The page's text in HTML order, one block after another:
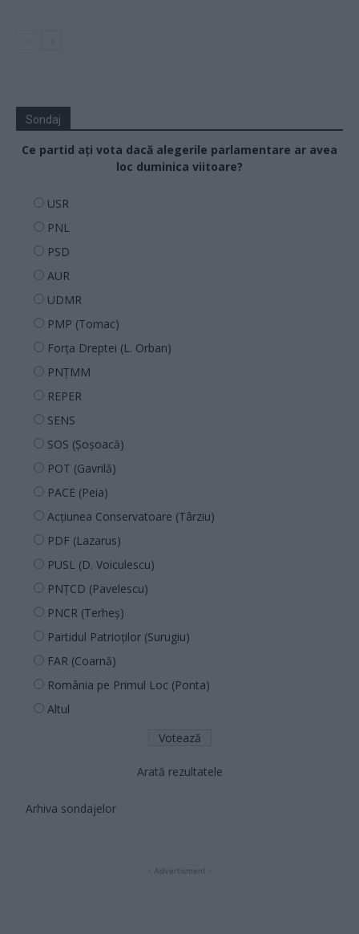
Sondaj
Ce partid ați vota dacă alegerile parlamentare ar avea
loc duminica viitoare?
USR
PNL
PSD
AUR
UDMR
PMP (Tomac)
Forța Dreptei (L. Orban)
PNȚMM
REPER
SENS
SOS (Șoșoacă)
POT (Gavrilă)
PACE (Peia)
Acțiunea Conservatoare (Târziu)
PDF (Lazarus)
PUSL (D. Voiculescu)
PNȚCD (Pavelescu)
PNCR (Terheș)
Partidul Patrioților (Surugiu)
FAR (Coarnă)
România pe Primul Loc (Ponta)
Altul
Arată rezultatele
Arhiva sondajelor
- Advertisment -